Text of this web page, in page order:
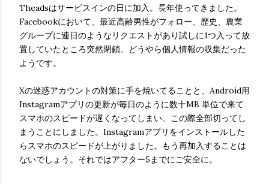
Theadsはサービスインの日に加入。長年使ってきました。
Facebookにおいて、最近高齢男性がフォロー、歴史、農業
グループに連日のようなリクエストがあり試しに1つ入って放
置していたところ突然閉鎖。どうやら個人情報の収集だった
ようです。
Xの迷惑アカウントの対策に手を焼いてることと、Android用
Instagramアプリの更新が毎日のように数十MB 単位で来て
スマホのスピードが遅くなってしまい、この際全部切ってし
まうことにしました。Instagramアプリをインストールした
らスマホのスピードが上がりました。もう再加入することは
ないでしょう。それではアフター5までにご安全に。